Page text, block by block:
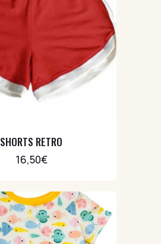
SHORTS RETRO
16,50€